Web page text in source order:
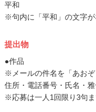
平和
※句内に「平和」の文字
提出物
●作品
※メールの件名を「あお
住所・電話番号・氏名・雅
※応募は一人1回限り3句